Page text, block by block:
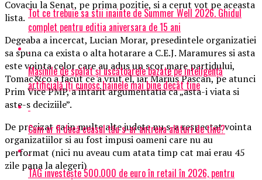
Covaciu la Senat, pe prima pozitie, si a cerut vot pe aceasta
lista.
Degeaba a incercat, Lucian Morar, presedintele organizatiei
sa spuna ca exista o alta hotarare a C.E.J. Maramures si asta
este vointa celor care au adus un scor mare partidului,
Tomac&co a facut ce a vrut el, iar Marius Pascan, pe atunci
Prim Vice PMP, a intarit argumentatia ca „asta-i viata si
aste-s deciziile”.
De precizat ca in multe alte judete nu s-a respectat vointa
organizatiilor si au fost impusi oameni care nu au
performat (nici nu aveau cum atata timp cat mai erau 45
zile pana la alegeri)
Tot ce trebuie sa stii inainte de Summer Well 2026. Ghidul
complet pentru editia aniversara de 15 ani
Mașinile de spălat și uscătoarele bazate pe inteligență
artificială îți cunosc hainele mai bine decât tine
Cum ar fi dacă ceasul tău s-ar antrena alături de tine?
TAG investește 500.000 de euro în retail în 2026, pentru